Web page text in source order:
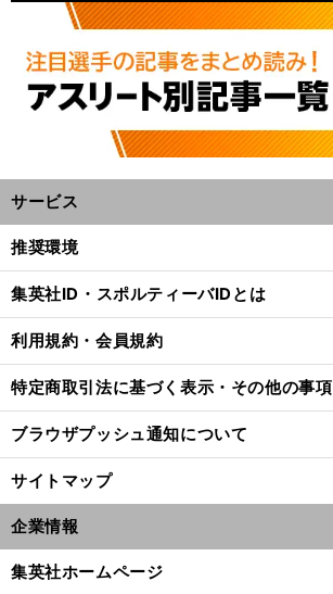
サービス
推奨環境
集英社ID・スポルティーバIDとは
利用規約・会員規約
特定商取引法に基づく表示・その他の事項
ブラウザプッシュ通知について
サイトマップ
企業情報
集英社ホームページ